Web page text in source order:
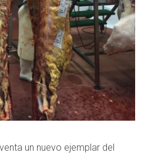
un nuevo ejemplar del